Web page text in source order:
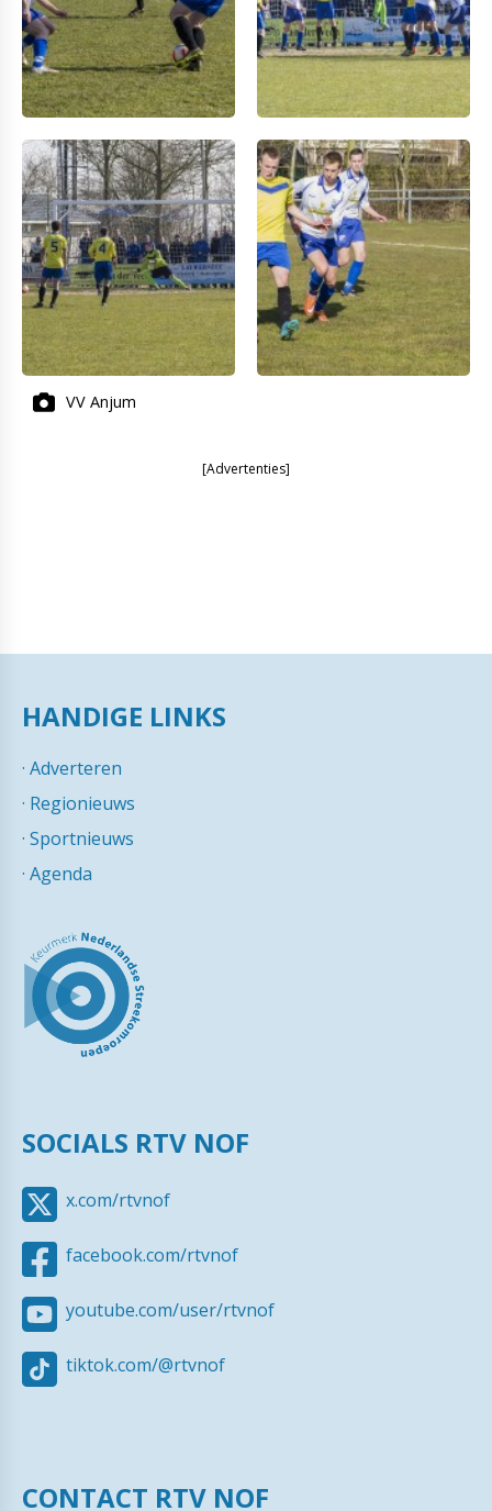
VV Anjum
[Advertenties]
HANDIGE LINKS
· Adverteren
· Regionieuws
· Sportnieuws
· Agenda
SOCIALS RTV NOF
x.com/rtvnof
facebook.com/rtvnof
youtube.com/user/rtvnof
tiktok.com/@rtvnof
CONTACT RTV NOF